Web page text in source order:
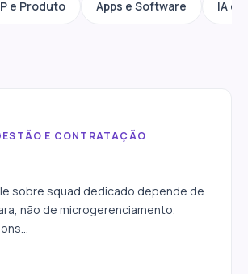
e Produto Apps e Software IA e
contratar squad
do projeto
E CONTRATAÇÃO
sobre squad dedicado depende de
não de microgerenciamento.